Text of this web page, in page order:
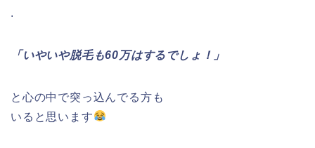
.
「いやいや脱毛も60万はするでしょ！」
と心の中で突っ込んでる方も
いると思います